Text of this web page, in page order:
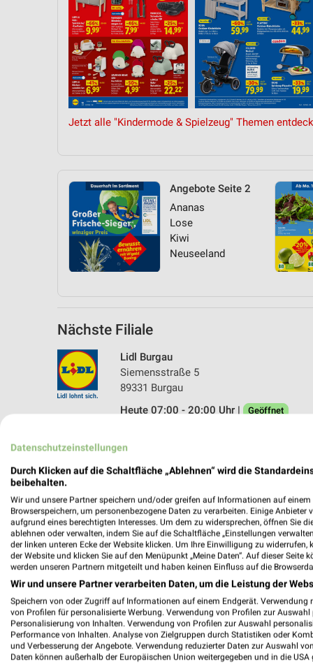
Jetzt alle "Kindermode & Spielzeug" Themen
Angebote Seite 2
Ananas
Lose
Kiwi
Neuseeland
Nächste Filiale
Lidl Burgau
Siemensstraße 5
89331 Burgau
Heute 07:00 - 20:00 Uhr |
Geöffnet
Datenschutzeinstellungen
Durch Klicken auf die Schaltfläche „Ablehnen“ wird die
beibehalten.
Wir und unsere Partner speichern und/oder greifen auf Informationen auf einem
Browserspeichern, um personenbezogene Daten zu verarbeiten. Einige
aufgrund eines berechtigten Interesses. Um dem zu widersprechen, öffnen Sie
ablehnen oder verwalten, indem Sie auf die Schaltfläche „Einstellungen
der linken unteren Ecke der Website klicken. Um Ihre Einwilligung zu
der Website und klicken Sie auf den Menüpunkt „Meine Daten“. Auf dieser
werden unseren Partnern mitgeteilt und haben keinen Einfluss auf die
Wir und unsere Partner verarbeiten Daten, um die Leistung der
Speichern von oder Zugriff auf Informationen auf einem Endgerät. Verwendung
von Profilen für personalisierte Werbung. Verwendung von Profilen zur
Personalisierung von Inhalten. Verwendung von Profilen zur Auswahl
Performance von Inhalten. Analyse von Zielgruppen durch Statistiken oder
und Verbesserung der Angebote. Verwendung reduzierter Daten zur Auswahl
Daten können außerhalb der Europäischen Union weitergegeben und in die USA